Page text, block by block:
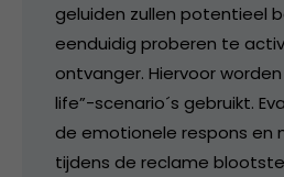
geluiden zullen potentieel
eenduidig proberen te
ontvanger. Hiervoor
life”-scenario´s gebruikt.
de emotionele respons en
tijdens de reclame